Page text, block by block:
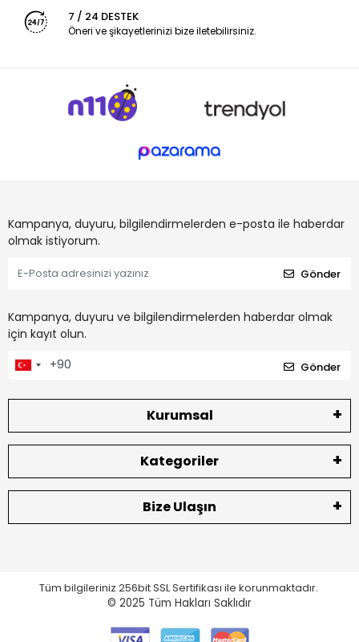
7 / 24 DESTEK
Öneri ve şikayetlerinizi bize iletebilirsiniz.
Kampanya, duyuru, bilgilendirmelerden e-posta ile haberdar
olmak istiyorum.
Gönder
Kampanya, duyuru ve bilgilendirmelerden haberdar olmak
için kayıt olun.
Gönder
Kurumsal
Kategoriler
Bize Ulaşın
Tüm bilgileriniz 256bit SSL Sertifikası ile korunmaktadır.
© 2025 Tüm Hakları Saklıdır